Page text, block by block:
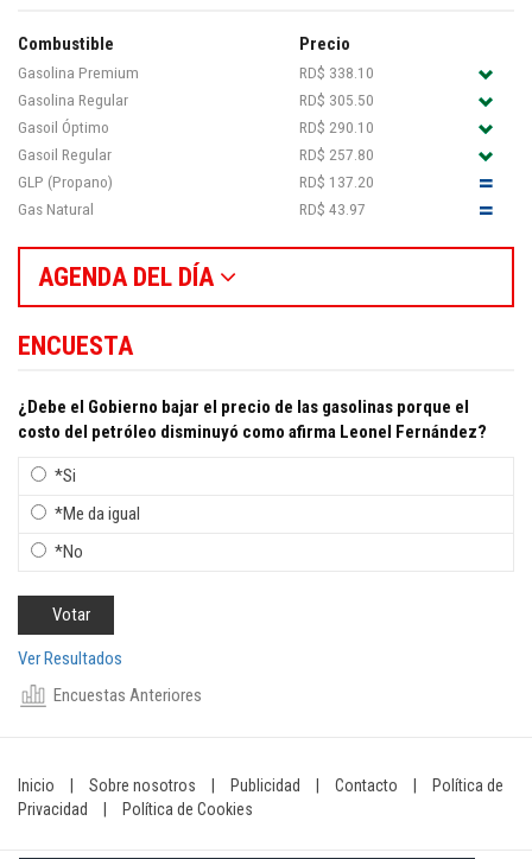
Combustible Precio
Gasolina Premium
RD$ 338.10
Gasolina Regular
RD$ 305.50
Gasoil Óptimo
RD$ 290.10
Gasoil Regular
RD$ 257.80
GLP (Propano)
RD$ 137.20
Gas Natural
RD$ 43.97
AGENDA DEL DÍA
ENCUESTA
¿Debe el Gobierno bajar el precio de las gasolinas porque el
costo del petróleo disminuyó como afirma Leonel Fernández?
*Si
*Me da igual
*No
Ver Resultados
Encuestas Anteriores
Inicio Sobre nosotros Publicidad Contacto
Política de
Privacidad
Política de Cookies